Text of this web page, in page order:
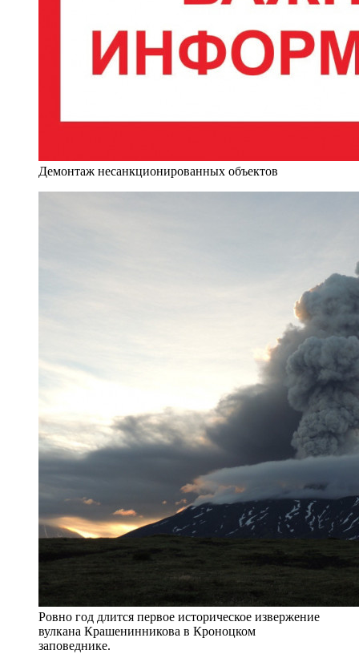
Демонтаж несанкционированных объектов
Ровно год длится первое историческое извержение
вулкана Крашенинникова в Кроноцком
заповеднике.